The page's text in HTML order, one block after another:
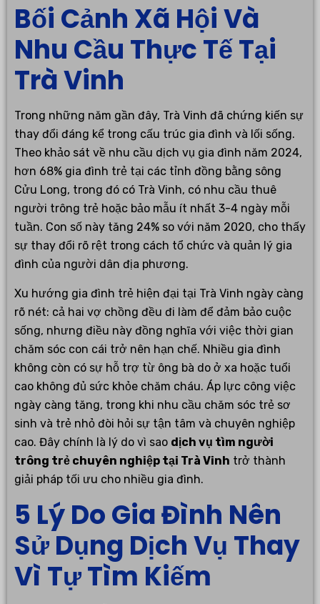
Bối Cảnh Xã Hội Và
Nhu Cầu Thực Tế Tại
Trà Vinh
Trong những năm gần đây, Trà Vinh đã chứng kiến sự
thay đổi đáng kể trong cấu trúc gia đình và lối sống.
Theo khảo sát về nhu cầu dịch vụ gia đình năm 2024,
hơn 68% gia đình trẻ tại các tỉnh đồng bằng sông
Cửu Long, trong đó có Trà Vinh, có nhu cầu thuê
người trông trẻ hoặc bảo mẫu ít nhất 3-4 ngày mỗi
tuần. Con số này tăng 24% so với năm 2020, cho thấy
sự thay đổi rõ rệt trong cách tổ chức và quản lý gia
đình của người dân địa phương.
Xu hướng gia đình trẻ hiện đại tại Trà Vinh ngày càng
rõ nét: cả hai vợ chồng đều đi làm để đảm bảo cuộc
sống, nhưng điều này đồng nghĩa với việc thời gian
chăm sóc con cái trở nên hạn chế. Nhiều gia đình
không còn có sự hỗ trợ từ ông bà do ở xa hoặc tuổi
cao không đủ sức khỏe chăm cháu. Áp lực công việc
ngày càng tăng, trong khi nhu cầu chăm sóc trẻ sơ
sinh và trẻ nhỏ đòi hỏi sự tận tâm và chuyên nghiệp
cao. Đây chính là lý do vì sao dịch vụ tìm người
trông trẻ chuyên nghiệp tại Trà Vinh trở thành
giải pháp tối ưu cho nhiều gia đình.
5 Lý Do Gia Đình Nên
Sử Dụng Dịch Vụ Thay
Vì Tự Tìm Kiếm